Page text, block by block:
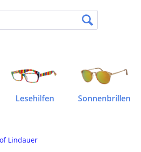
Lesehilfen Sonnenbrillen
Lindauer